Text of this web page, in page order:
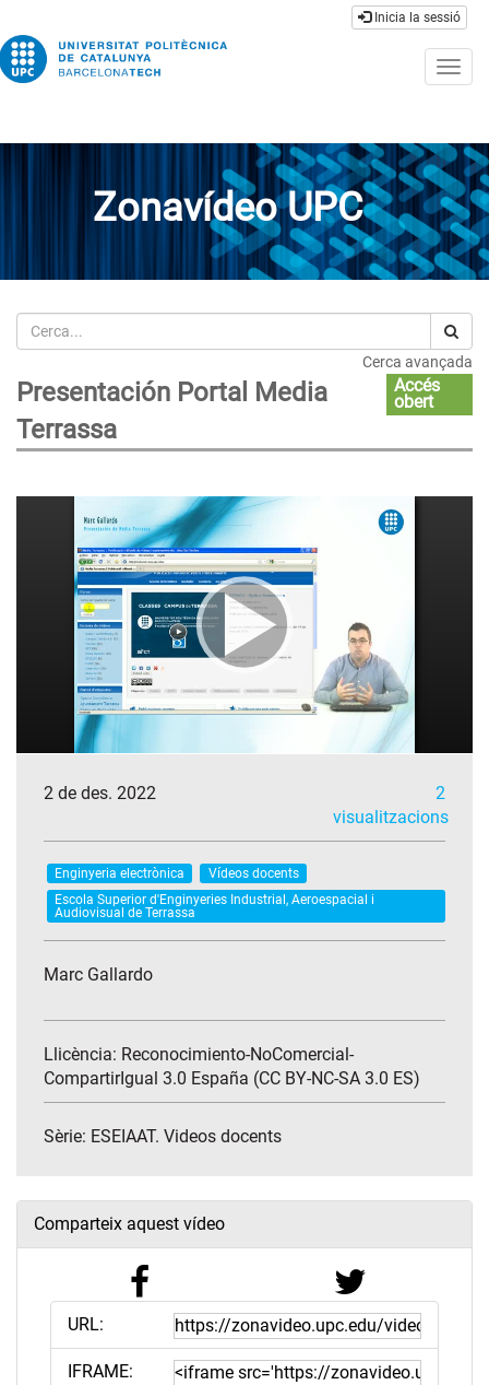
Inicia la sessió
Zonavídeo UPC
Cerca
Cerca avançada
Presentación Portal Media
Terrassa
Accés
obert
2 de des. 2022
2
visualitzacions
Enginyeria electrònica
Vídeos docents
Escola Superior d'Enginyeries Industrial, Aeroespacial i
Audiovisual de Terrassa
Marc Gallardo
Llicència: Reconocimiento-NoComercial-
CompartirIgual 3.0 España (CC BY-NC-SA 3.0 ES)
Sèrie: ESEIAAT. Videos docents
Comparteix aquest vídeo
URL:
IFRAME: